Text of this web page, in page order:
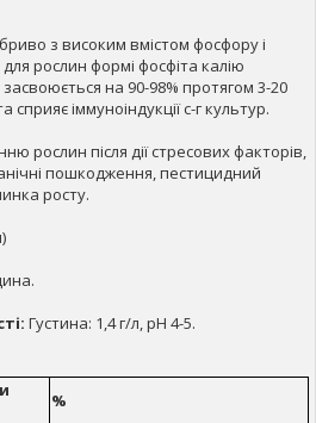
з високим вмістом фосфору і
рослин формі фосфіта калію
на 90-98% протягом 3-20
сприяє іммуноіндукції с-г культур.
рослин після дії стресових факторів,
пошкодження, пестицидний
росту.
Густина: 1,4 г/л, pH 4-5.
%